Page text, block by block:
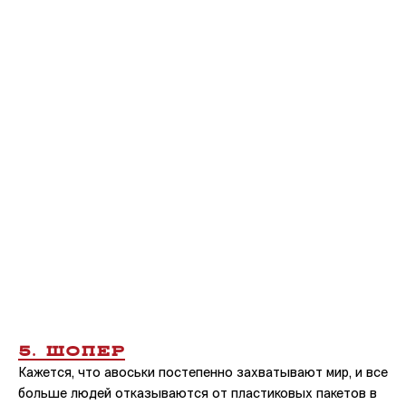
5. ШОПЕР
Кажется, что авоськи постепенно захватывают мир, и все
больше людей отказываются от пластиковых пакетов в